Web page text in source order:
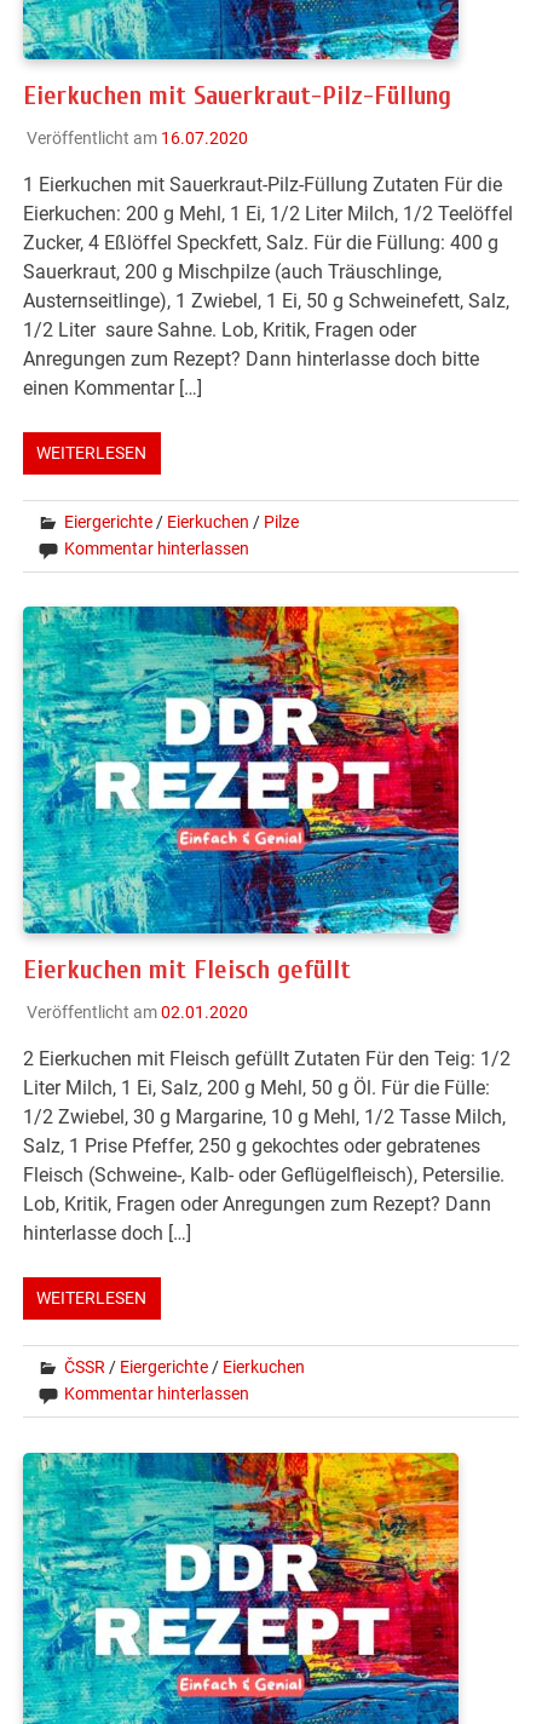
Eierkuchen mit Sauerkraut-Pilz-Füllung
Veröffentlicht am 16.07.2020
1 Eierkuchen mit Sauerkraut-Pilz-Füllung Zutaten Für die
Eierkuchen: 200 g Mehl, 1 Ei, 1/2 Liter Milch, 1/2 Teelöffel
Zucker, 4 Eßlöffel Speckfett, Salz. Für die Füllung: 400 g
Sauerkraut, 200 g Mischpilze (auch Träuschlinge,
Austernseitlinge), 1 Zwiebel, 1 Ei, 50 g Schweinefett, Salz,
1/2 Liter saure Sahne. Lob, Kritik, Fragen oder
Anregungen zum Rezept? Dann hinterlasse doch bitte
einen Kommentar […]
WEITERLESEN
Eiergerichte / Eierkuchen / Pilze
Kommentar hinterlassen
Eierkuchen mit Fleisch gefüllt
Veröffentlicht am02.01.2020
2 Eierkuchen mit Fleisch gefüllt Zutaten Für den Teig: 1/2
Liter Milch, 1 Ei, Salz, 200 g Mehl, 50 g Öl. Für die Fülle:
1/2 Zwiebel, 30 g Margarine, 10 g Mehl, 1/2 Tasse Milch,
Salz, 1 Prise Pfeffer, 250 g gekochtes oder gebratenes
Fleisch (Schweine-, Kalb- oder Geflügelfleisch), Petersilie.
Lob, Kritik, Fragen oder Anregungen zum Rezept? Dann
hinterlasse doch […]
WEITERLESEN
ČSSR / Eiergerichte / Eierkuchen
Kommentar hinterlassen